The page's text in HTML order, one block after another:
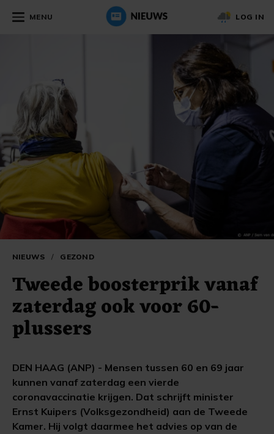
MENU LOG IN
NIEUWS / GEZOND
Tweede boosterprik vanaf
zaterdag ook voor 60-
plussers
DEN HAAG (ANP) - Mensen tussen 60 en 69 jaar
kunnen vanaf zaterdag een vierde
coronavaccinatie krijgen. Dat schrijft minister
Ernst Kuipers (Volksgezondheid) aan de Tweede
Kamer. Hij volgt daarmee het advies op van de